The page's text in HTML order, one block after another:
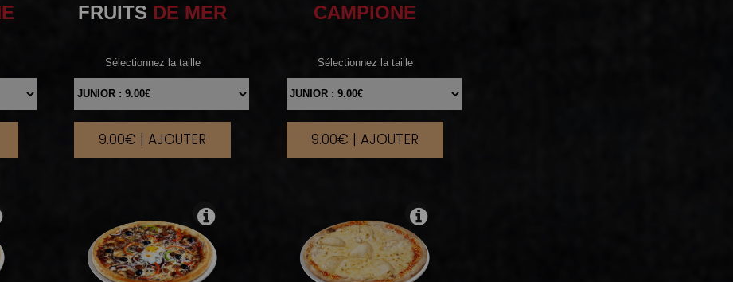
FRUITS DE MER
Sélectionnez la taille
|
9.00€ | AJOUTER
CAMPIONE
Sélectionnez la taille
|
9.00€ | AJOUTER